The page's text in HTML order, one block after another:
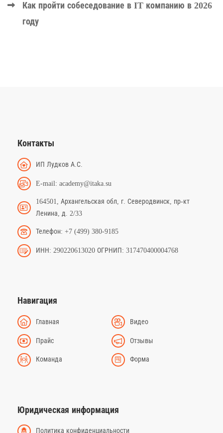
Как пройти собеседование в IT компанию в 2026
году
Контакты
ИП Лудков А.С.
E-mail: academy@itaka.su
164501, Архангельская обл, г. Северодвинск, пр-кт
Ленина, д. 2/33
Телефон: +7 (499) 380-9185
ИНН: 290220613020 ОГРНИП: 317470400004768
Навигация
Главная Видео
Прайс Отзывы
Команда Форма
Юридическая информация
Политика конфиденциальности